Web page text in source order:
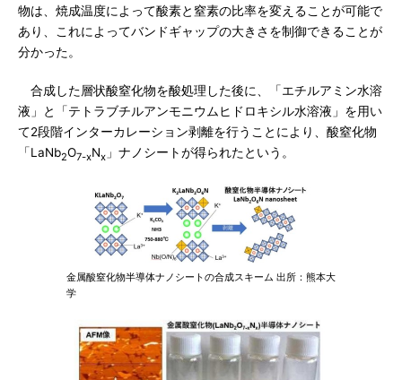
物は、焼成温度によって酸素と窒素の比率を変えることが可能で
あり、これによってバンドギャップの大きさを制御できることが
分かった。
合成した層状酸窒化物を酸処理した後に、「エチルアミン水溶
液」と「テトラブチルアンモニウムヒドロキシル水溶液」を用い
て2段階インターカレーション剥離を行うことにより、酸窒化物
「LaNb2O7-xNx 」ナノシートが得られたという。
金属酸窒化物半導体ナノシートの合成スキーム 出所：熊本大
学